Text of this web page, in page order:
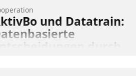
und Datatrain: